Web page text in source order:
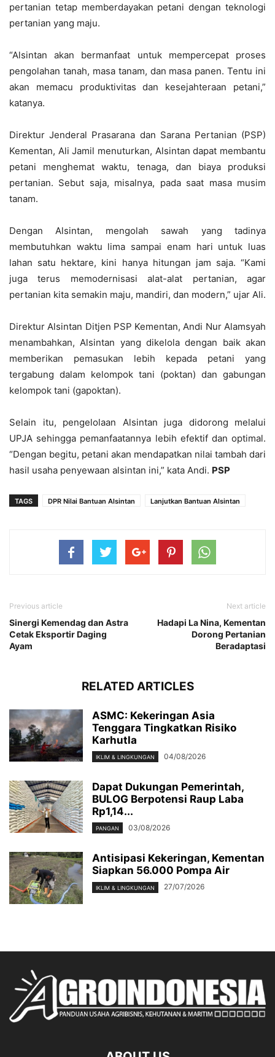
pertanian tetap memberdayakan petani dengan teknologi
pertanian yang maju.
“Alsintan akan bermanfaat untuk mempercepat proses
pengolahan tanah, masa tanam, dan masa panen. Tentu ini
akan memacu produktivitas dan kesejahteraan petani,”
katanya.
Direktur Jenderal Prasarana dan Sarana Pertanian (PSP)
Kementan, Ali Jamil menuturkan, Alsintan dapat membantu
petani menghemat waktu, tenaga, dan biaya produksi
pertanian. Sebut saja, misalnya, pada saat masa musim
tanam.
Dengan Alsintan, mengolah sawah yang tadinya
membutuhkan waktu lima sampai enam hari untuk luas
lahan satu hektare, kini hanya hitungan jam saja. “Kami
juga terus memodernisasi alat-alat pertanian, agar
pertanian kita semakin maju, mandiri, dan modern,” ujar Ali.
Direktur Alsintan Ditjen PSP Kementan, Andi Nur Alamsyah
menambahkan, Alsintan yang dikelola dengan baik akan
memberikan pemasukan lebih kepada petani yang
tergabung dalam kelompok tani (poktan) dan gabungan
kelompok tani (gapoktan).
Selain itu, pengelolaan Alsintan juga didorong melalui
UPJA sehingga pemanfaatannya lebih efektif dan optimal.
“Dengan begitu, petani akan mendapatkan nilai tambah dari
hasil usaha penyewaan alsintan ini,” kata Andi. PSP
TAGS DPR Nilai Bantuan Alsintan Lanjutkan Bantuan Alsintan
Previous article
Sinergi Kemendag dan Astra
Cetak Eksportir Daging
Ayam
Next article
Hadapi La Nina, Kementan
Dorong Pertanian
Beradaptasi
RELATED ARTICLES
ASMC: Kekeringan Asia
Tenggara Tingkatkan Risiko
Karhutla
IKLIM & LINGKUNGAN 04/08/2026
Dapat Dukungan Pemerintah,
BULOG Berpotensi Raup Laba
Rp1,14...
PANGAN 03/08/2026
Antisipasi Kekeringan, Kementan
Siapkan 56.000 Pompa Air
IKLIM & LINGKUNGAN 27/07/2026